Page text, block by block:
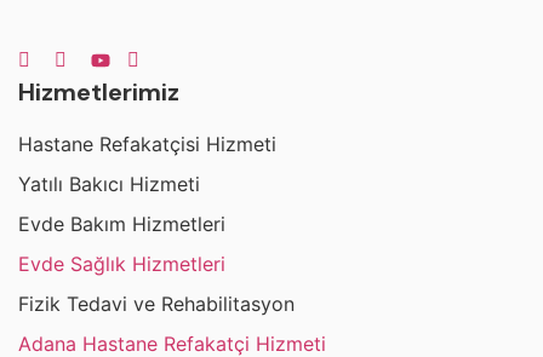
Hizmetlerimiz
Hastane Refakatçisi Hizmeti
Yatılı Bakıcı Hizmeti
Evde Bakım Hizmetleri
Evde Sağlık Hizmetleri
Fizik Tedavi ve Rehabilitasyon
Adana Hastane Refakatçi Hizmeti